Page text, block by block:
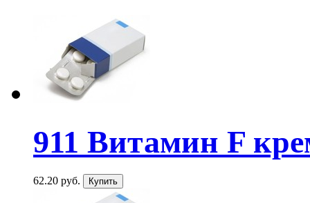
911 Витамин F
62.20 руб.